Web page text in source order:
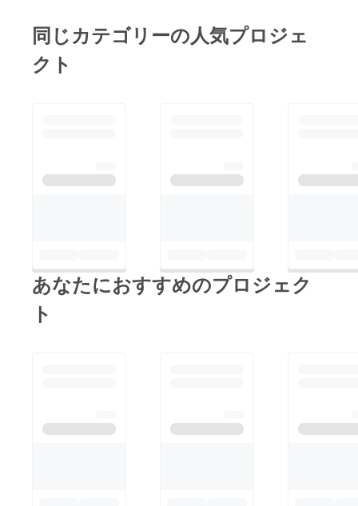
同じカテゴリーの人気プロジェ
クト
あなたにおすすめのプロジェク
ト